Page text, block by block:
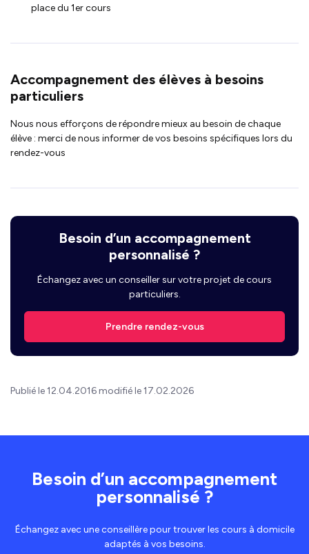
place du 1er cours
Accompagnement des élèves à besoins
particuliers
Nous nous efforçons de répondre mieux au besoin de chaque
élève : merci de nous informer de vos besoins spécifiques lors du
rendez-vous
Besoin d’un accompagnement
personnalisé ?
Échangez avec un conseiller sur votre projet de cours
particuliers.
Prendre rendez-vous
Publié le 12.04.2016 modifié le 17.02.2026
Besoin d’un accompagnement
personnalisé ?
Échangez avec une conseillère pour trouver les cours à domicile
adaptés à vos besoins.